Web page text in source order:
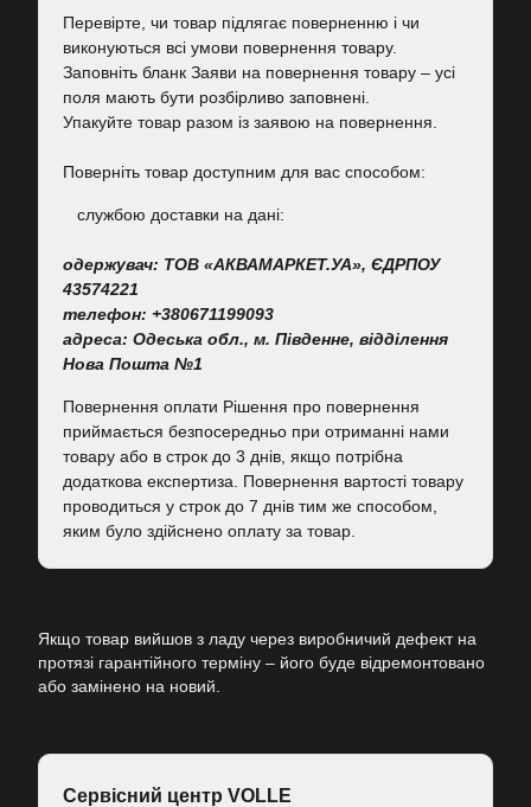
Перевірте, чи товар підлягає поверненню і чи
виконуються всі умови повернення товару.
Заповніть бланк Заяви на повернення товару – усі
поля мають бути розбірливо заповнені.
Упакуйте товар разом із заявою на повернення.
Поверніть товар доступним для вас способом:
cлужбою доставки на дані:
одержувач: ТОВ «АКВАМАРКЕТ.УА», ЄДРПОУ
43574221
телефон: +380671199093
адреса: Одеська обл., м. Південне, відділення
Нова Пошта №1
Повернення оплати Рішення про повернення
приймається безпосередньо при отриманні нами
товару або в строк до 3 днів, якщо потрібна
додаткова експертиза. Повернення вартості товару
проводиться у строк до 7 днів тим же способом,
яким було здійснено оплату за товар.
Якщо товар вийшов з ладу через виробничий дефект на
протязі гарантійного терміну – його буде відремонтовано
або замінено на новий.
Сервісний центр VOLLE